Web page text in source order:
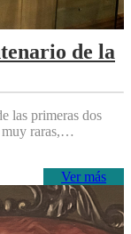
de la
las primeras dos
muy raras,…
Ver más